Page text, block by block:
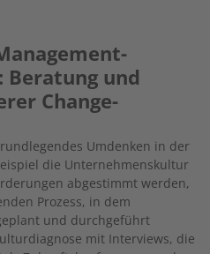
Beratung und
Change-
Umdenken in der
die Unternehmenskultur
abgestimmt werden,
Prozess, in dem
und durchgeführt
mit Interviews, die